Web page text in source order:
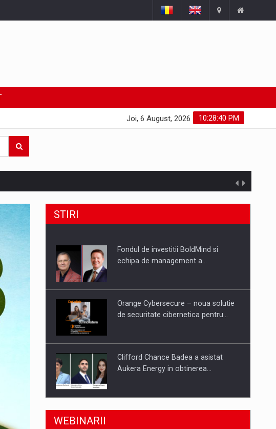
10:28:41 PM
Joi, 6 August, 2026
produselor din piata
Romania, preiau compania intr-o tranzactie de peste 25…
STIRI
Fondul de investitii BoldMind si
echipa de management a…
Orange Cybersecure – noua solutie
de securitate cibernetica pentru…
Clifford Chance Badea a asistat
Aukera Energy in obtinerea…
SAPTE PERSONALITATI DIN MEDIUL
WEBINARII